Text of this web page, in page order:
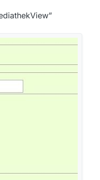
neueren Entwicklungen siehe